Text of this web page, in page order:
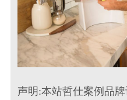
声明:本站哲仕案例品